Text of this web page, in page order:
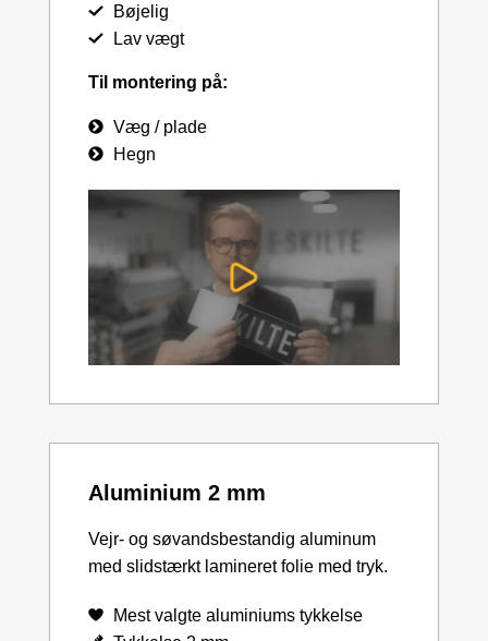
Bøjelig
Lav vægt
Til montering på:
Væg / plade
Hegn
Aluminium 2 mm
Vejr- og søvandsbestandig aluminum
med slidstærkt lamineret folie med tryk.
Mest valgte aluminiums tykkelse